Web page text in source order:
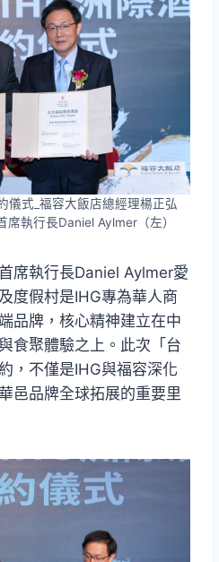
儀式_福容大飯店總經理楊正弘
執行長Daniel Aylmer（左）
席執行長Daniel Aylmer愛
度假村是IHG專為華人商
品牌，核心精神建立在中
食聚體驗之上。此次「台
，不僅是IHG與福容深化
邑品牌全球拓展的重要里